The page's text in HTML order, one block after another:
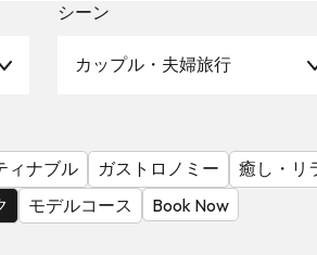
シーン
カップル・夫婦旅行
ィナブル ガストロノミー 癒し・リ
モデルコース Book Now